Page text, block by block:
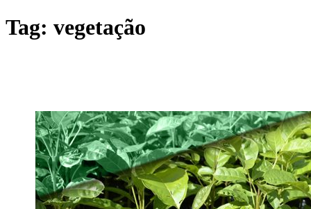
Tag: vegetação